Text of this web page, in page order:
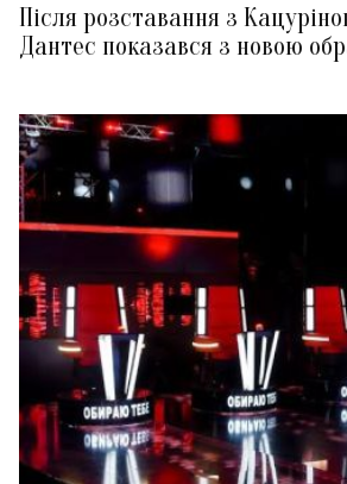
Після розставання з
Дантес показався з новою